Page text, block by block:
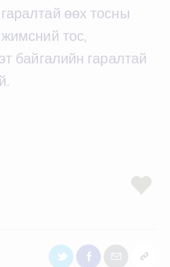
өөх тосны
тос,
байгалийн гаралтай